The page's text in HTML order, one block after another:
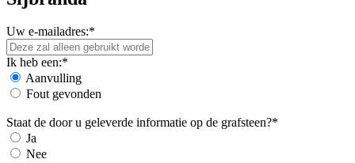
Uw e-mailadres:*
Ik heb een:*
Aanvulling
Fout gevonden
Staat de door u geleverde informatie op de grafsteen?*
Ja
Nee